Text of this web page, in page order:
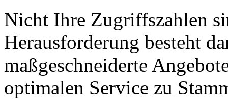
Nicht Ihre Zugriffszahlen
Herausforderung besteht
maßgeschneiderte
optimalen Service zu